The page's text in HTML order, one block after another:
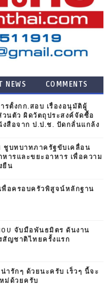
NEWS COMMENTS
รตั้งกก.สอบ เรื่องอนุมัติผู้
นตัว ผิดวัตถุประสงค์จัดซื้อ
งสือจาก ป.ป.ช. ปัดกลั่นแกล้ง
ชูบทบาทภาครัฐขับเคลื่อน
ารและขยะอาหาร เพื่อความ
ยืน
พื่อครอบครัวพิสูจน์หลักฐาน
จับมือพันธมิตร ดันงาน
สัญชาติไทยครั้งแรก
ารักๆ ด้วยนะครับ เร็วๆ นี้จะ
ม่ด้วยครับ